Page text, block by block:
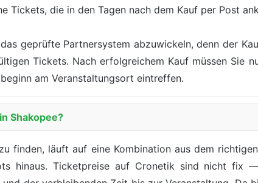
Tickets, die in den Tagen nach dem Kauf per Post
geprüfte Partnersystem abzuwickeln, denn der
Tickets. Nach erfolgreichem Kauf müssen Sie
am Veranstaltungsort eintreffen.
Shakopee?
finden, läuft auf eine Kombination aus dem
hinaus. Ticketpreise auf Cronetik sind nicht fix